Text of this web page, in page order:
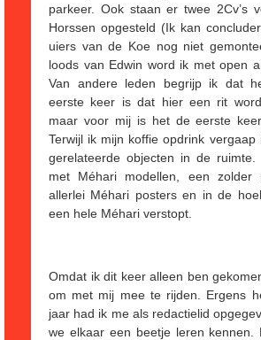
parkeer. Ook staan er twee 2Cv’s
Horssen opgesteld (Ik kan
uiers van de Koe nog niet
loods van Edwin word ik met open
Van andere leden begrijp ik dat
eerste keer is dat hier een rit
maar voor mij is het de eerste
Terwijl ik mijn koffie opdrink
gerelateerde objecten in de
met Méhari modellen, een zolder
allerlei Méhari posters en in de
een hele Méhari verstopt.
Omdat ik dit keer alleen ben
om met mij mee te rijden. Ergens
jaar had ik me als redactielid
we elkaar een beetje leren kennen.